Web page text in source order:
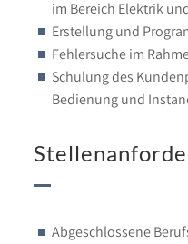
im Bereich Elektrik
Erstellung und
Fehlersuche im
Schulung des
Bedienung und
Abgeschlossene